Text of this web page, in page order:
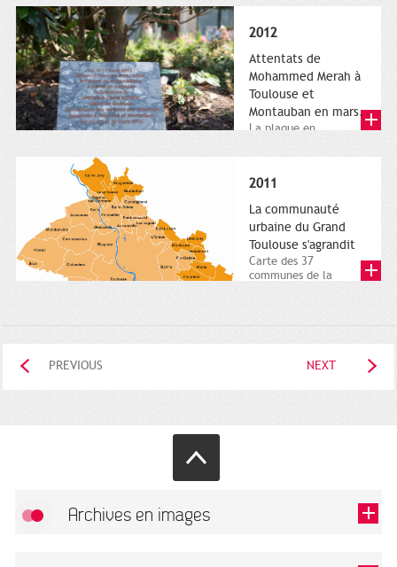
Métropole,
représentant l'anneau
de Moëbius.
2012
Attentats de
Mohammed Merah à
Toulouse et
Montauban en mars.
La plaque en
Charles-de-Gaulle.
2011
La communauté
urbaine du Grand
Toulouse s'agrandit
Carte des 37
communes de la
PREVIOUS NEXT
Archives en images